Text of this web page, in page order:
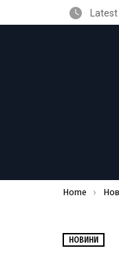
Latest
You are here:
Home
НОВИНИ